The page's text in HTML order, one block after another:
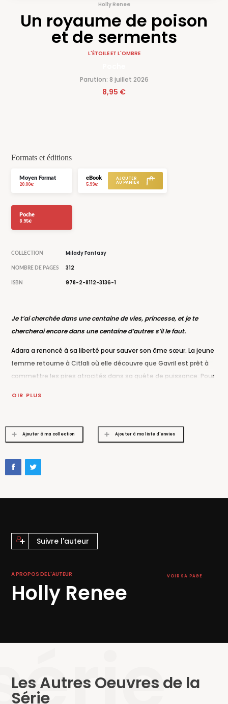
Holly Renee
Un royaume de poison
et de serments
L'ÉTOILE ET L'OMBRE
Parution: 8 juillet 2026
8,95 €
Formats et éditions
Moyen Format
20.00€
eBook
5.99€
Poche
8.95€
COLLECTION Milady Fantasy
NOMBRE DE PAGES 312
ISBN 978-2-8112-3136-1
Je t’ai cherchée dans une centaine de vies, princesse, et je te
chercherai encore dans une centaine d’autres s’il le faut.
Adara a renoncé à sa liberté pour sauver son âme sœur. La jeune
femme retourne à Citlali où elle découvre que Gavril est prêt à
commettre les pires atrocités dans sa quête de puissance. Pour
aime avant la cérémonie. Mais la rivalité entre ces deux princes
grande ampleur entre les souveraines des royaumes fae et
vampyre. La guerre gronde, et il est temps pour Adara de se
explicites.
VOIR PLUS
Ajouter à ma collection Ajouter à ma liste d'envies
Suivre l'auteur
A PROPOS DE L'AUTEUR VOIR SA PAGE
Holly Renee
Les Autres Oeuvres de la
Série